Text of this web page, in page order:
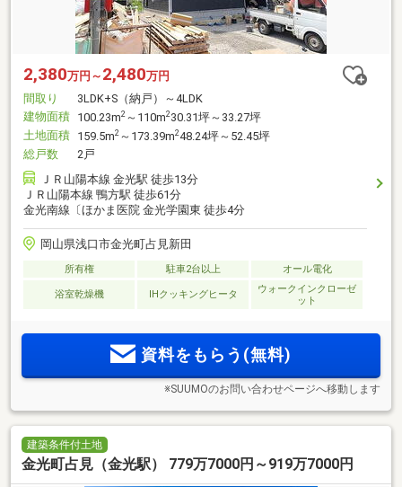
2,380万円～ 2,480万円
間取り
3LDK+S（納戸）～4LDK
建物面積 100.23m2 ～110m230.31坪～33.27坪
土地面積 159.5m2 ～173.39m248.24坪～52.45坪
総戸数
2戸
ＪＲ山陽本線 金光駅 徒歩13分
ＪＲ山陽本線 鴨方駅 徒歩61分
金光南線〔ほかま医院 金光学園東 徒歩4分
岡山県浅口市金光町占見新田
所有権 駐車2台以上 オール電化
浴室乾燥機 IHクッキングヒータ
ウォークインクローゼ
ット
資料をもらう(無料)
※SUUMOのお問い合わせページへ移動します
建築条件付土地
金光町占見（金光駅） 779万7000円～919万7000円